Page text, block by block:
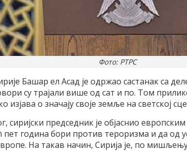
Фото: РТРС
Башар ел Асад је одржао састанак са
су трајали више од сат и по. Том
изјава о значају своје земље на светској
сиријски председник је објаснио
година бори против тероризма и да од
На такав начин, Сирија је, по